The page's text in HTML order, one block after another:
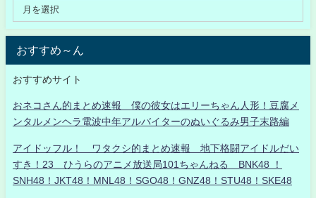
おすすめ～ん
おすすめサイト
おネコさん的まとめ速報 僕の彼女はエリーちゃん人形！豆腐メ
ンタルメンヘラ電波中年アルバイターのぬいぐるみ男子末路編
アイドッフル！ ワタクシ的まとめ速報 地下格闘アイドルだい
すき！23 ひうらのアニメ放送局101ちゃんねる BNK48 ！
SNH48！JKT48！MNL48！SGO48！GNZ48！STU48！SKE48